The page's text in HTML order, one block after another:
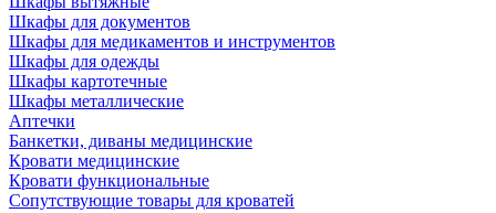
Шкафы для документов
Шкафы для медикаментов и инструментов
Шкафы для одежды
Шкафы картотечные
Шкафы металлические
Аптечки
Банкетки, диваны медицинские
Кровати медицинские
Кровати функциональные
Сопутствующие товары для кроватей